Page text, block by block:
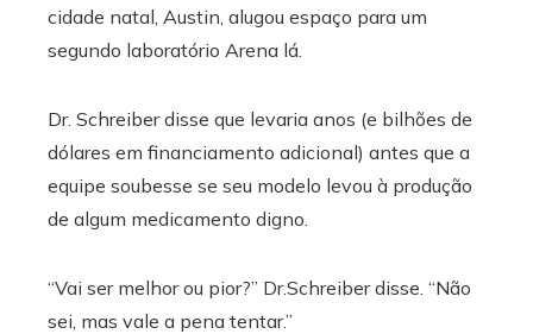
cidade natal, Austin, alugou espaço para um
segundo laboratório Arena lá.
Dr. Schreiber disse que levaria anos (e bilhões de
dólares em financiamento adicional) antes que a
equipe soubesse se seu modelo levou à produção
de algum medicamento digno.
“Vai ser melhor ou pior?” Dr.Schreiber disse. “Não
sei, mas vale a pena tentar.”